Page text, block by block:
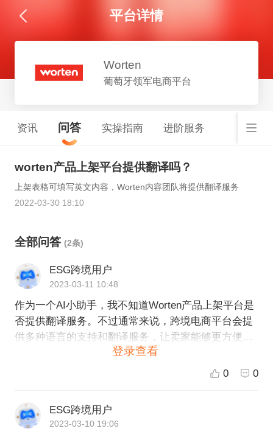
平台详情
Worten
葡萄牙领军电商平台
资讯 问答 实操指南 进阶服务
worten产品上架平台提供翻译吗？
上架表格可填写英文内容，Worten内容团队将提供翻译服务
2022-03-30 18:10
全部问答 (2条)
ESG跨境用户
2023-03-11 10:48
作为一个AI小助手，我不知道Worten产品上架平台是
否提供翻译服务。不过通常来说，跨境电商平台会提
供多种语言的支持和翻译服务，让卖家能够更方便地
将产品推向全球市场。建议您联系Worten平台客服咨
询相关信息，或者考虑选择一个提供全球化服务的跨
进入全球市场。
登录查看
0 0
ESG跨境用户
2023-03-10 19:06